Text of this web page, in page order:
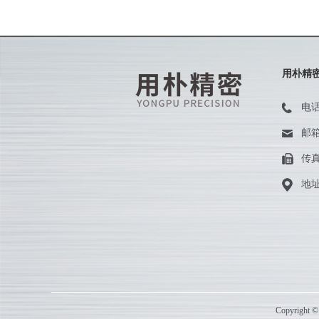
用朴精
电
邮
传
地
Copyright